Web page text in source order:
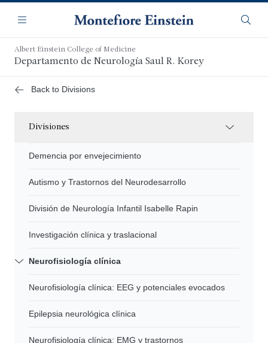
contenido
principal
Navegación
Menú
Albert Einstein College of Medicine
Departamento de Neurología Saul R. Korey
Back to Divisions
Divisiones
Demencia por envejecimiento
Autismo y Trastornos del Neurodesarrollo
División de Neurología Infantil Isabelle Rapin
Investigación clínica y traslacional
Neurofisiología clínica
Neurofisiología clínica: EEG y potenciales evocados
Epilepsia neurológica clínica
Neurofisiología clínica: EMG y trastornos